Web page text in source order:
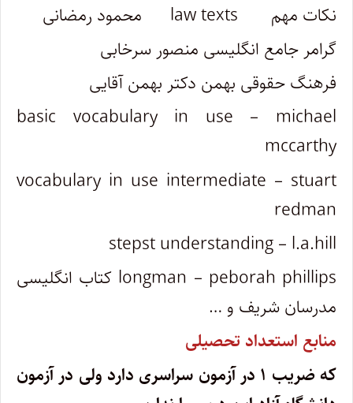
نکات مهم law texts محمود رمضانی
گرامر جامع انگلیسی منصور سرخابی
فرهنگ حقوقی بهمن دکتر بهمن آقایی
basic vocabulary in use – michael
mccarthy
vocabulary in use intermediate – stuart
redman
stepst understanding – l.a.hill
longman – peborah phillips کتاب انگلیسی
مدرسان شریف و …
منابع استعداد تحصیلی
که ضریب ۱ در آزمون سراسری دارد ولی در آزمون